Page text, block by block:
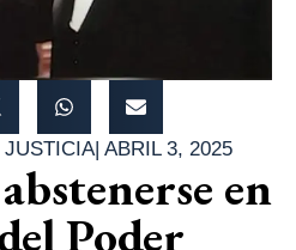
JUSTICIA| ABRIL 3, 2025
en
Poder